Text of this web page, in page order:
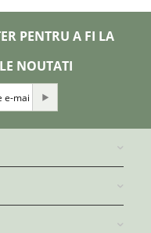
PENTRU A FI LA
NOUTATI